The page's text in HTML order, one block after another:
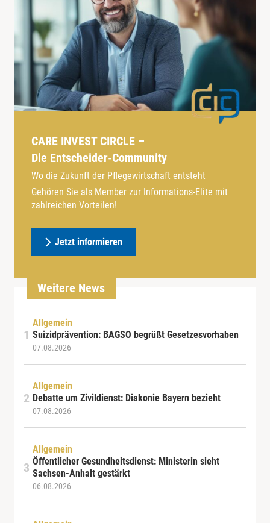
CARE INVEST CIRCLE –
Die Entscheider-Community
Wo die Zukunft der Pflegewirtschaft entsteht
Gehören Sie als Member zur Informations-Elite mit
zahlreichen Vorteilen!
Jetzt informieren
Weitere News
Allgemein
Suizidprävention: BAGSO begrüßt Gesetzesvorhaben
07.08.2026
Allgemein
Debatte um Zivildienst: Diakonie Bayern bezieht
07.08.2026
Allgemein
Öffentlicher Gesundheitsdienst: Ministerin sieht
Sachsen-Anhalt gestärkt
06.08.2026